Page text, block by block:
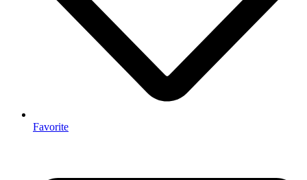
Favorite